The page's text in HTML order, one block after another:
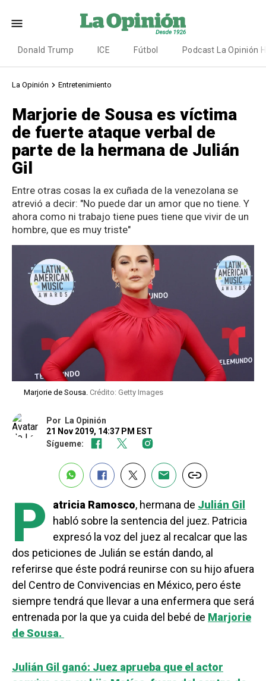
Donald Trump ICE Fútbol Podcast La Opinión
La Opinión Entretenimiento
Marjorie de Sousa es víctima
de fuerte ataque verbal de
parte de la hermana de Julián
Gil
Entre otras cosas la ex cuñada de la venezolana se
atrevió a decir: "No puede dar un amor que no tiene. Y
ahora como ni trabajo tiene pues tiene que vivir de un
hombre, que es muy triste"
Marjorie de Sousa. Crédito: Getty Images
Por
La Opinión
21 Nov 2019, 14:37 PM EST
Sígueme:
P atricia Ramosco, hermana de Julián Gil
habló sobre la sentencia del juez. Patricia
expresó la voz del juez al recalcar que las
dos peticiones de Julián se están dando, al
referirse que éste podrá reunirse con su hijo afuera
del Centro de Convivencias en México, pero éste
siempre tendrá que llevar a una enfermera que será
entrenada por la que ya cuida del bebé de Marjorie
de Sousa.
Julián Gil ganó: Juez aprueba que el actor